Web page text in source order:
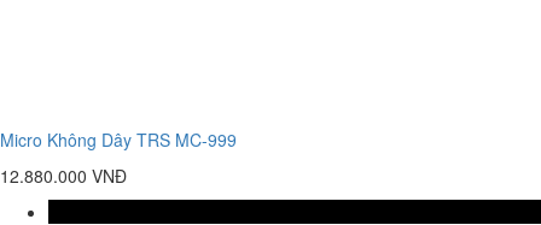
Micro Không Dây TRS MC-999
12.880.000 VNĐ